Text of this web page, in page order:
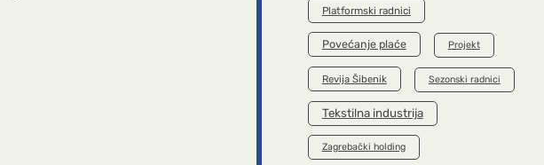
Platformski radnici
Povećanje plaće Projekt
Revija Šibenik Sezonski radnici
Tekstilna industrija
Zagrebački holding